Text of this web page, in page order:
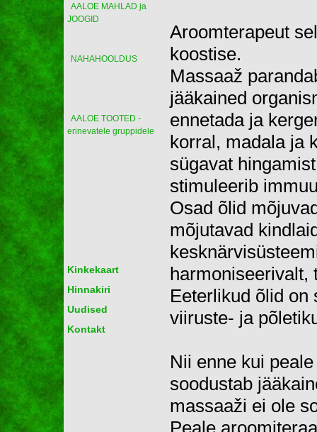
AALOE MAHLAD ja
JOOGID
NAHAHOOLDUS
AALOE TOOTED -
erinevatele gruppidele
Kinkekaart
Hinnakiri
Uudised
Kontakt
Aroomterapeut
koostise.
Massaaž
jääkained
ennetada ja
korral, madala ja
sügavat
stimuleerib
Osad õlid
mõjutavad
harmoniseerivalt,
Eeterlikud õlid on
viiruste- ja
Nii enne kui
soodustab
massaaži ei ole